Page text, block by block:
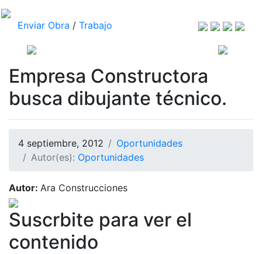
Enviar Obra / Trabajo
Empresa Constructora
busca dibujante técnico.
4 septiembre, 2012
Oportunidades
Autor(es): Oportunidades
Autor: Ara Construcciones
Suscrbite para ver el
contenido